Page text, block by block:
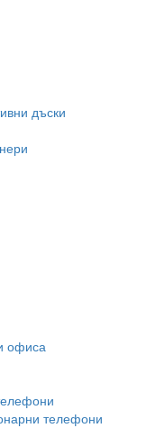
дъски
офиса
телефони